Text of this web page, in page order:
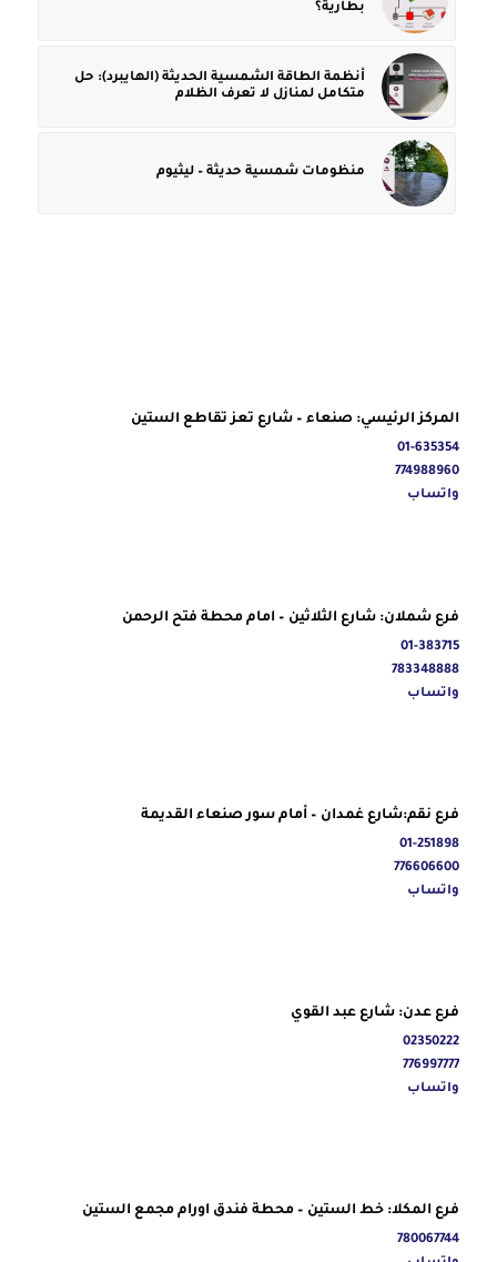
بطارية؟
أنظمة الطاقة الشمسية الحديثة (الهايبرد): حل
متكامل لمنازل لا تعرف الظلام
منظومات شمسية حديثة – ليثيوم
المركز الرئيسي: صنعاء – شارع تعز تقاطع الستين
01-635354
774988960
واتساب
فرع شملان: شارع الثلاثين – امام محطة فتح الرحمن
01-383715
783348888
واتساب
فرع نقم:شارع غمدان – أمام سور صنعاء القديمة
01-251898
776606600
واتساب
فرع عدن: شارع عبد القوي
02350222
776997777
واتساب
فرع المكلا: خط الستين – محطة فندق اورام مجمع الستين
780067744